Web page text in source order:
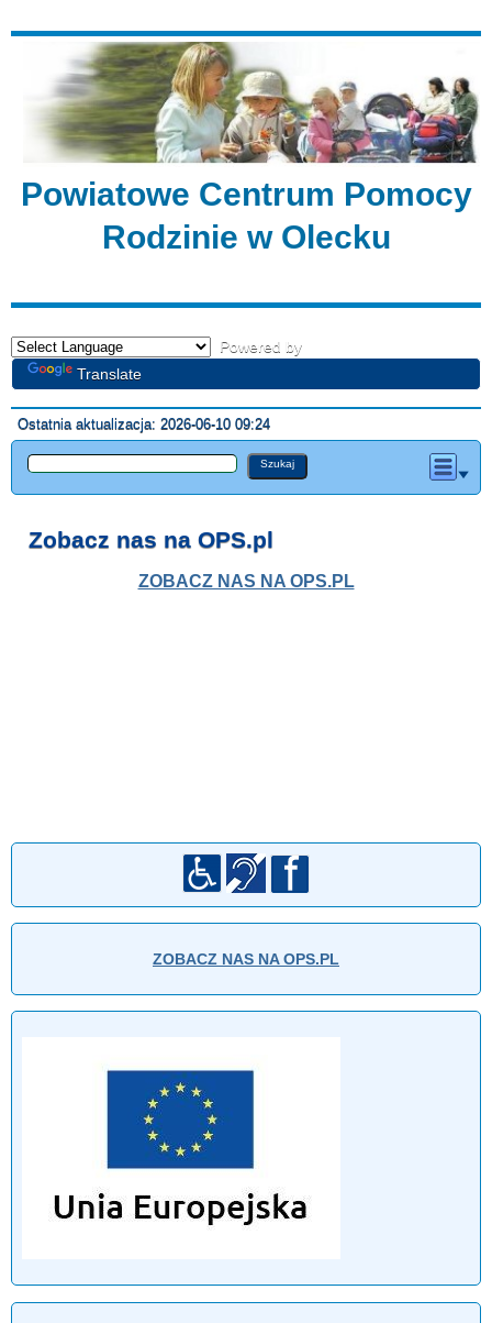
Powiatowe Centrum Pomocy
Rodzinie w Olecku
Powered by
Translate
Ostatnia aktualizacja: 2026-06-10 09:24
Zobacz nas na OPS.pl
ZOBACZ NAS NA OPS.PL
ZOBACZ NAS NA OPS.PL